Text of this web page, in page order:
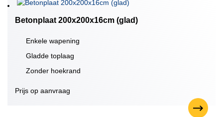
Betonplaat 200x200x16cm (glad)
Enkele wapening
Gladde toplaag
Zonder hoekrand
Prijs op aanvraag